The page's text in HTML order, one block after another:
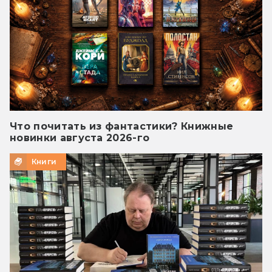
Что почитать из фантастики? Книжные
новинки августа 2026-го
Книги